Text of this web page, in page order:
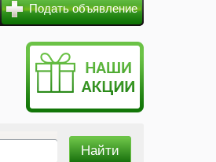
Подать объявление